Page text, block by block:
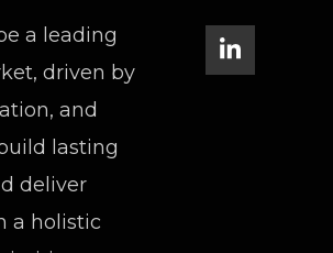
a leading
driven by
and
lasting
deliver
a holistic